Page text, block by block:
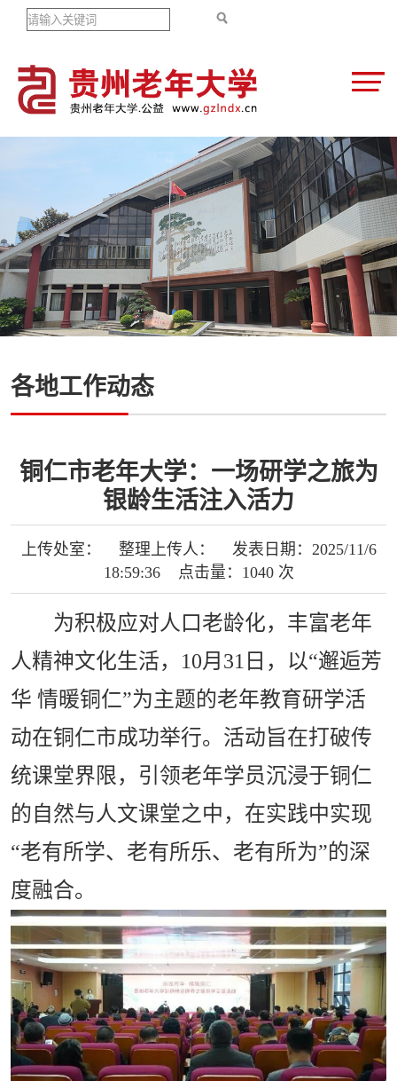
各地工作动态
铜仁市老年大学：一场研学之旅为
银龄生活注入活力
上传处室： 整理上传人： 发表日期：2025/11/6
18:59:36 点击量：1040 次
为积极应对人口老龄化，丰富老年
人精神文化生活，10月31日，以“邂逅芳
华 情暖铜仁”为主题的老年教育研学活
动在铜仁市成功举行。活动旨在打破传
统课堂界限，引领老年学员沉浸于铜仁
的自然与人文课堂之中，在实践中实现
“老有所学、老有所乐、老有所为”的深
度融合。